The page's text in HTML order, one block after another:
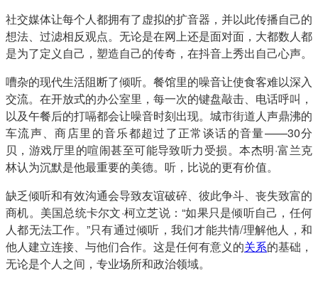
社交媒体让每个人都拥有了虚拟的扩音器，并以此传播自己的
想法、过滤相反观点。无论是在网上还是面对面，大都数人都
是为了定义自己，塑造自己的传奇，在抖音上秀出自己心声。
嘈杂的现代生活阻断了倾听。餐馆里的噪音让使食客难以深入
交流。在开放式的办公室里，每一次的键盘敲击、电话呼叫，
以及午餐后的打嗝都会让噪音时刻出现。城市街道人声鼎沸的
车流声、商店里的音乐都超过了正常谈话的音量——30分
贝，游戏厅里的喧闹甚至可能导致听力受损。本杰明·富兰克
林认为沉默是他最重要的美德。听，比说的更有价值。
缺乏倾听和有效沟通会导致友谊破碎、彼此争斗、丧失致富的
商机。美国总统卡尔文·柯立芝说：“如果只是倾听自己，任何
人都无法工作。”只有通过倾听，我们才能共情/理解他人，和
他人建立连接、与他们合作。这是任何有意义的关系的基础，
无论是个人之间，专业场所和政治领域。